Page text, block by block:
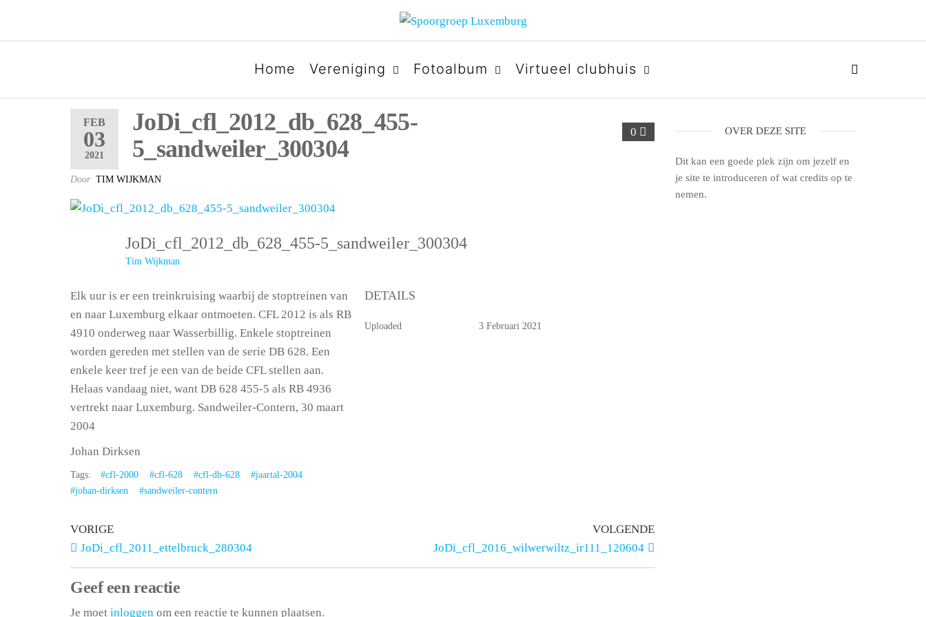
SPOORGROEP LUXEMBURG
Home Vereniging Fotoalbum Virtueel clubhuis
FEB
03
2021
0
JoDi_cfl_2012_db_628_455-
5_sandweiler_300304
Door TIM WIJKMAN
JoDi_cfl_2012_db_628_455-5_sandweiler_300304
Tim Wijkman
Elk uur is er een treinkruising waarbij de stoptreinen van
en naar Luxemburg elkaar ontmoeten. CFL 2012 is als RB
4910 onderweg naar Wasserbillig. Enkele stoptreinen
worden gereden met stellen van de serie DB 628. Een
enkele keer tref je een van de beide CFL stellen aan.
Helaas vandaag niet, want DB 628 455-5 als RB 4936
vertrekt naar Luxemburg. Sandweiler-Contern, 30 maart
2004
Johan Dirksen
Tags: #cfl-2000 #cfl-628 #cfl-db-628
#jaartal-2004
#johan-dirksen
#sandweiler-contern
DETAILS
Uploaded 3 Februari 2021
VORIGE
JoDi_cfl_2011_ettelbruck_280304
VOLGENDE
JoDi_cfl_2016_wilwerwiltz_ir111_120604
Geef een reactie
Je moet inloggen om een reactie te kunnen plaatsen.
OVER DEZE SITE
Dit kan een goede plek zijn om jezelf en
je site te introduceren of wat credits op te
nemen.